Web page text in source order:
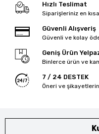
Hızlı Teslimat
Siparişleriniz en
Güvenli Alışveriş
Güvenli ve kolay
Geniş Ürün
Binlerce ürün ve
7 / 24 DESTEK
Öneri ve